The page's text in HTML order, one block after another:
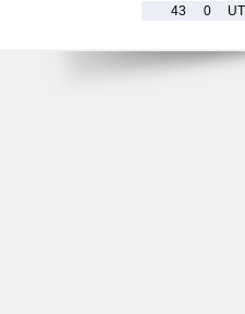
43
0